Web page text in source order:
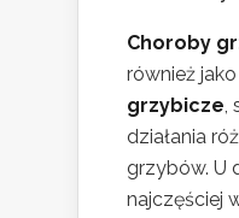
Choroby
również jako
grzybicze
działania
grzybów. U
najczęściej